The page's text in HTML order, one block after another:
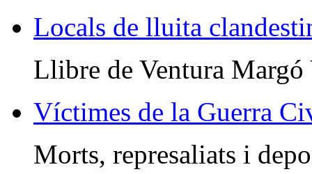
Locals de lluita
Llibre de Ventura Margó
Víctimes de la Guerra
Morts, represaliats i